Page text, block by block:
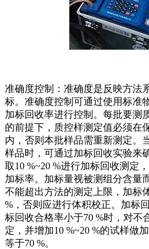
准确度控制：准确度是反映方法
标。准确度控制可通过使用标准
加标回收率进行控制。每批要测
的前提下，质控样测定值必须在
内，否则本批样品需重新测定。
样品时，可通过加标回收实验来
取10 %~20 %进行加标回收测定
加标率。加标量视被测组分含量
不能超出方法的测定上限，加标
%，否则应进行体积校正。加标
标回收合格率小于70 %时，对不
定，并增加10 %~20 %的试样做
等于70 %。